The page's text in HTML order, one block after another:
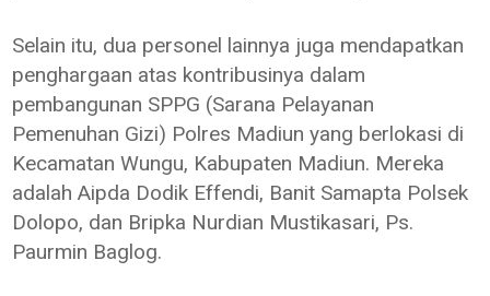
Selain itu, dua personel lainnya juga mendapatkan
penghargaan atas kontribusinya dalam
pembangunan SPPG (Sarana Pelayanan
Pemenuhan Gizi) Polres Madiun yang berlokasi di
Kecamatan Wungu, Kabupaten Madiun. Mereka
adalah Aipda Dodik Effendi, Banit Samapta Polsek
Dolopo, dan Bripka Nurdian Mustikasari, Ps.
Paurmin Baglog.